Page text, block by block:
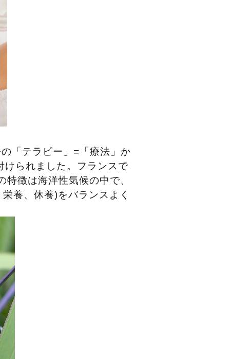
「テラピー」=「療法」か
られました。フランスで
徴は海洋性気候の中で、
養、休養)をバランスよく